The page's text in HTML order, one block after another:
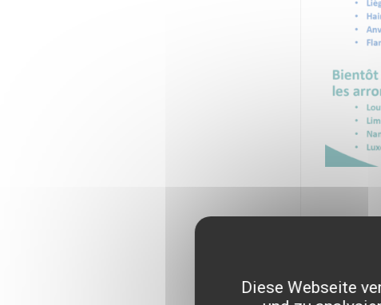
Diese Webseite